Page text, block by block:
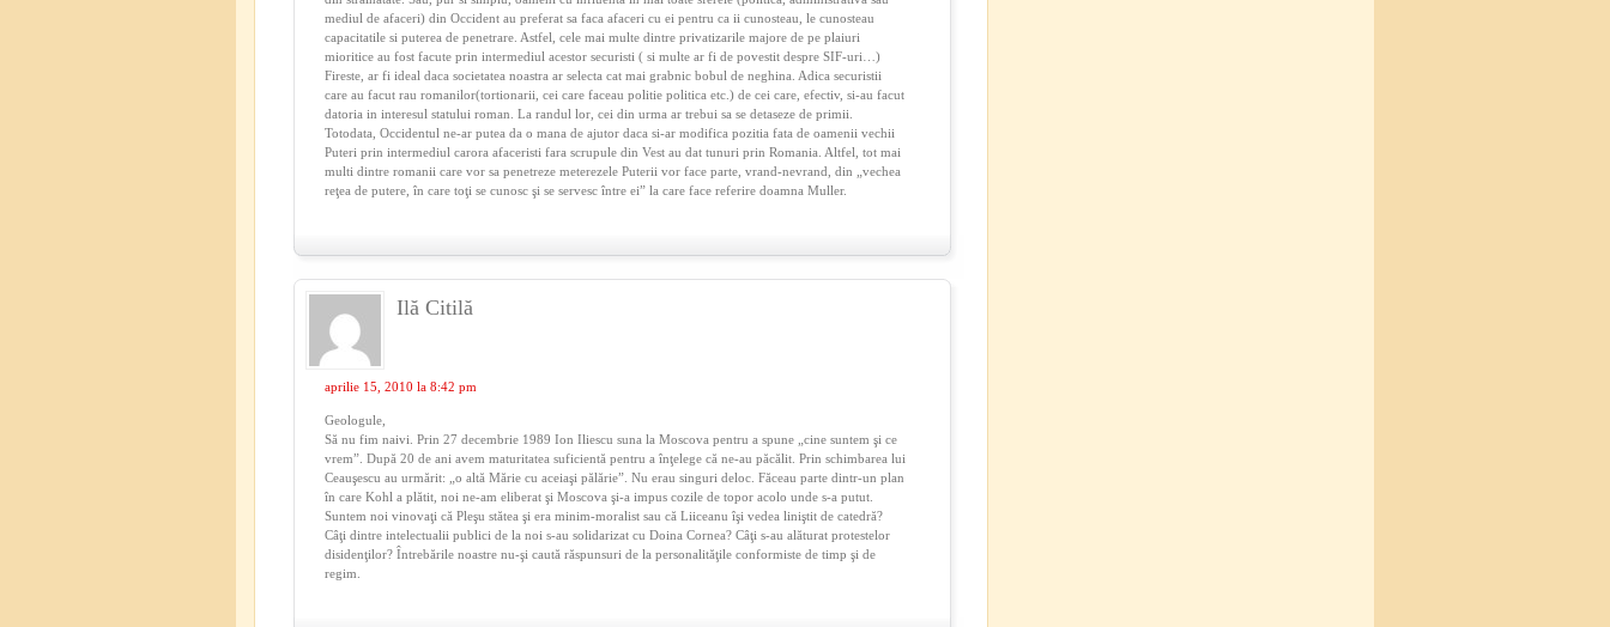
mediul de afaceri) din Occident au preferat sa faca afaceri cu ei pentru ca ii cunosteau, le cunosteau
capacitatile si puterea de penetrare. Astfel, cele mai multe dintre privatizarile majore de pe plaiuri
mioritice au fost facute prin intermediul acestor securisti ( si multe ar fi de povestit despre SIF-uri…)
Fireste, ar fi ideal daca societatea noastra ar selecta cat mai grabnic bobul de neghina. Adica securistii
care au facut rau romanilor(tortionarii, cei care faceau politie politica etc.) de cei care, efectiv, si-au facut
datoria in interesul statului roman. La randul lor, cei din urma ar trebui sa se detaseze de primii.
Totodata, Occidentul ne-ar putea da o mana de ajutor daca si-ar modifica pozitia fata de oamenii vechii
Puteri prin intermediul carora afaceristi fara scrupule din Vest au dat tunuri prin Romania. Altfel, tot mai
multi dintre romanii care vor sa penetreze meterezele Puterii vor face parte, vrand-nevrand, din „vechea
reţea de putere, în care toţi se cunosc şi se servesc între ei” la care face referire doamna Muller.
Ilă Citilă
aprilie 15, 2010 la 8:42 pm
Geologule,
Să nu fim naivi. Prin 27 decembrie 1989 Ion Iliescu suna la Moscova pentru a spune „cine suntem şi ce
vrem”. După 20 de ani avem maturitatea suficientă pentru a înţelege că ne-au păcălit. Prin schimbarea lui
Ceauşescu au urmărit: „o altă Mărie cu aceiaşi pălărie”. Nu erau singuri deloc. Făceau parte dintr-un plan
în care Kohl a plătit, noi ne-am eliberat şi Moscova şi-a impus cozile de topor acolo unde s-a putut.
Suntem noi vinovaţi că Pleşu stătea şi era minim-moralist sau că Liiceanu îşi vedea liniştit de catedră?
Câţi dintre intelectualii publici de la noi s-au solidarizat cu Doina Cornea? Câţi s-au alăturat protestelor
disidenţilor? Întrebările noastre nu-şi caută răspunsuri de la personalităţile conformiste de timp şi de
regim.